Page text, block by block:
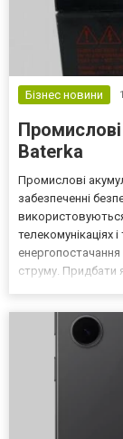
Бізнес новини
Baterka
Промислові
забезпеченні
використовуються
телекомунікаціях
струму. Придбати
асортимен...